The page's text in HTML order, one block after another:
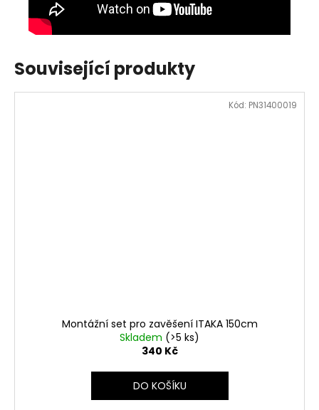
Související produkty
Montážní set pro zavěšení ITAKA 150cm
Skladem (>5 ks)
340 Kč
DO KOŠÍKU
Kód: PN31400019